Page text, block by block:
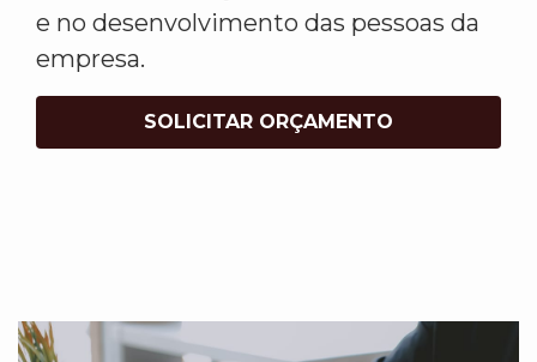
e no desenvolvimento das pessoas da
empresa.
SOLICITAR ORÇAMENTO